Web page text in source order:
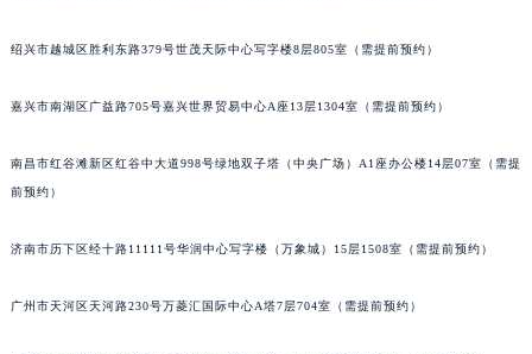
绍兴市越城区胜利东路379号世茂天际中心写字楼8层805室（需提前预约）
嘉兴市南湖区广益路705号嘉兴世界贸易中心A座13层1304室（需提前预约）
南昌市红谷滩新区红谷中大道998号绿地双子塔（中央广场）A1座办公楼14层07室（需提
前预约）
济南市历下区经十路11111号华润中心写字楼（万象城）15层1508室（需提前预约）
广州市天河区天河路230号万菱汇国际中心A塔7层704室（需提前预约）